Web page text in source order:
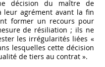
décision du maître de
leur agrément avant la fin
former un recours pour
de résiliation ; ils ne
les irrégularités liées «
lesquelles cette décision
de tiers au contrat ».